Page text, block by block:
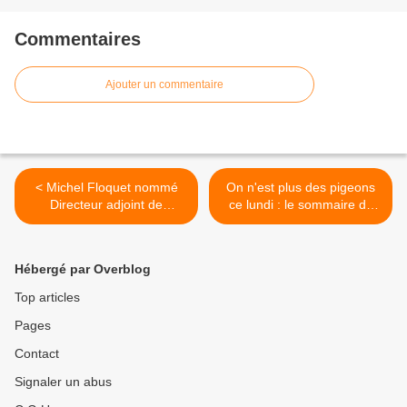
Commentaires
Ajouter un commentaire
< Michel Floquet nommé
Directeur adjoint de
l'Information de TF1.
On n'est plus des pigeons
ce lundi : le sommaire de
l'émission. >
Hébergé par Overblog
Top articles
Pages
Contact
Signaler un abus